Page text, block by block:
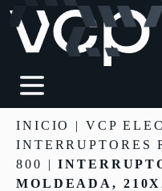
INICIO | VCP
INTERRUPTORES
800 |
MOLDEADA,